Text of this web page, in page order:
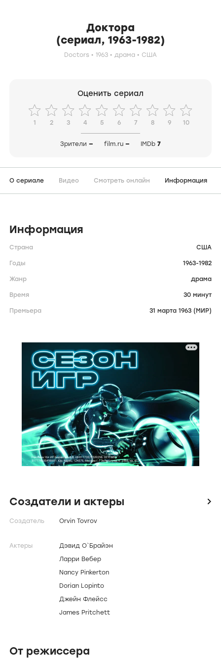
Доктора
(сериал, 1963-1982)
Doctors 1963 драма США
Оценить сериал
1 2 3 4 5 6 7 8 9 10
Зрители — film.ru — IMDb 7
О сериале Видео Смотреть онлайн Информация
Информация
Страна США
Годы 1963-1982
Жанр драма
Время 30 минут
Премьера 31 марта 1963 (МИР)
Создатели и актеры icon
Создатель Orvin Tovrov
Актеры
Дэвид О`Брайэн
Ларри Вебер
Nancy Pinkerton
Dorian Lopinto
Джейн Флейсс
James Pritchett
От режиссера